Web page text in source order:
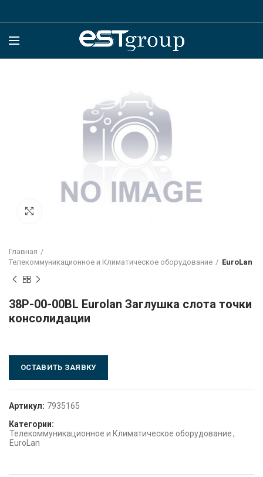
Главная
Телекоммуникационное и Климатическое оборудование
EuroLan
38P-00-00BL Eurolan Заглушка слота точки
консолидации
ОСТАВИТЬ ЗАЯВКУ
Артикул: 7935165
Категории:
Телекоммуникационное и Климатическое оборудование,
EuroLan